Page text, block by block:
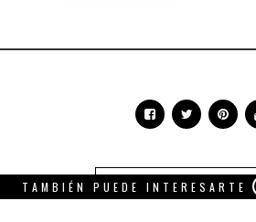
TAMBIÉN PUEDE INTERESARTE